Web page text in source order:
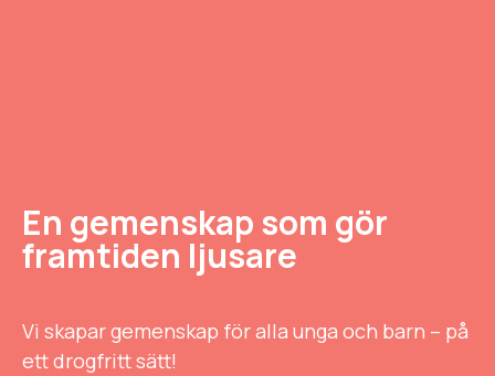
En gemenskap som gör
framtiden ljusare
Vi skapar gemenskap för alla unga och barn – på
ett drogfritt sätt!